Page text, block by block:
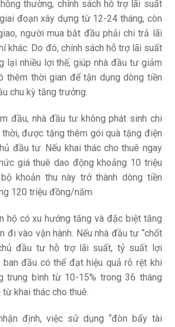
thường, chính sách hỗ trợ lãi suất
đoạn xây dựng từ 12-24 tháng, còn
người mua bắt đầu phải chi trả lãi
khác. Do đó, chính sách hỗ trợ lãi suất
lại nhiều lợi thế, giúp nhà đầu tư giảm
thêm thời gian để tận dụng dòng tiền
chu kỳ tăng trưởng.
đầu, nhà đầu tư không phát sinh chi
được tặng thêm gói quà tặng điện
đầu tư. Nếu khai thác cho thuê ngay
giá thuê dao động khoảng 10 triệu
khoản thu này trở thành dòng tiền
120 triệu đồng/năm.
hộ có xu hướng tăng và đặc biệt tăng
đi vào vận hành. Nếu nhà đầu tư “chốt
đầu tư hỗ trợ lãi suất, tỷ suất lợi
ban đầu có thể đạt hiệu quả rõ rệt khi
trung bình từ 10-15% trong 36 tháng
khai thác cho thuê.
định, việc sử dụng “đòn bẩy tài